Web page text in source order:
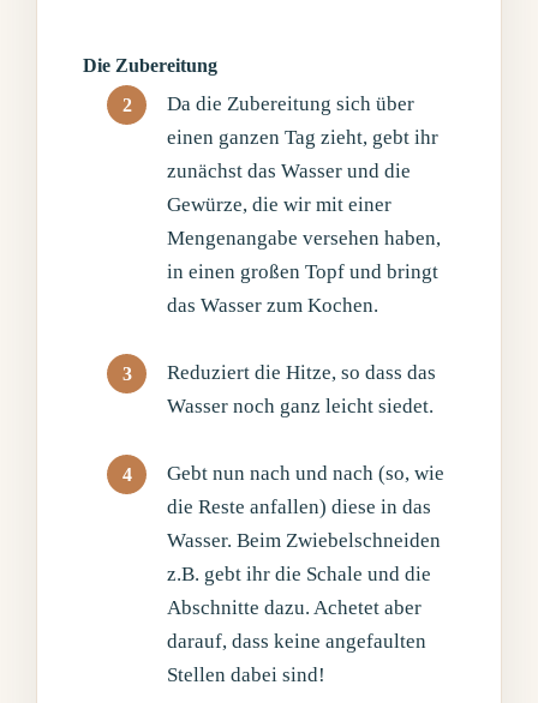
Die Zubereitung
Da die Zubereitung sich über
einen ganzen Tag zieht, gebt ihr
zunächst das Wasser und die
Gewürze, die wir mit einer
Mengenangabe versehen haben,
in einen großen Topf und bringt
das Wasser zum Kochen.
Reduziert die Hitze, so dass das
Wasser noch ganz leicht siedet.
Gebt nun nach und nach (so, wie
die Reste anfallen) diese in das
Wasser. Beim Zwiebelschneiden
z.B. gebt ihr die Schale und die
Abschnitte dazu. Achetet aber
darauf, dass keine angefaulten
Stellen dabei sind!